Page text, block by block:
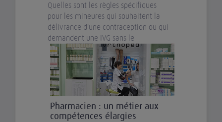
Quelles sont les règles spécifiques
pour les mineures qui souhaitent la
délivrance d'une contraception ou qui
demandent une IVG sans le
Pharmacien : un métier aux
compétences élargies